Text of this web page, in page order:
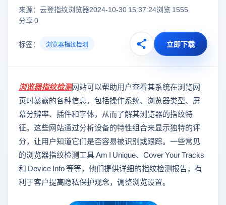
来源：云登指纹浏览器2024-10-30 15:37:24浏览 1555
分享 0
标签： 浏览器指纹检测 立即下载
浏览器指纹检测网站可以帮助用户查看其系统在浏览网
页时暴露的各种信息，包括操作系统、浏览器类型、屏
幕分辨率、插件和字体，从而了解其浏览器的指纹特
征。这些网站通过分析设备的特性组合来显示独特的评
分，让用户知道它们是否容易被识别或跟踪。一些常见
的浏览器指纹检测工具 Am I Unique、Cover Your Tracks
和 Device Info 等等，他们提供详细的指纹检测报告，有
利于客户提高隐私保护观念，调整浏览设置。